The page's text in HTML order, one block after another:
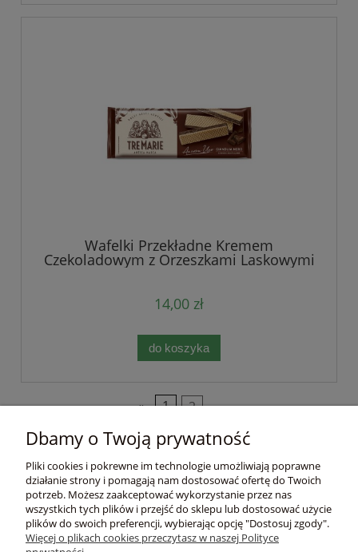
Wafelki Przekładne Kremem
Czekoladowym z Orzeszkami Laskowymi
14,00 zł
do koszyka
« 1 2 »
Pomoc
Moje konto
Płatności i dostawa
Dbamy o Twoją prywatność
Pliki cookies i pokrewne im technologie umożliwiają poprawne
działanie strony i pomagają nam dostosować ofertę do Twoich
potrzeb. Możesz zaakceptować wykorzystanie przez nas
wszystkich tych plików i przejść do sklepu lub dostosować użycie
plików do swoich preferencji, wybierając opcję "Dostosuj zgody".
Więcej o plikach cookies przeczytasz w naszej Polityce